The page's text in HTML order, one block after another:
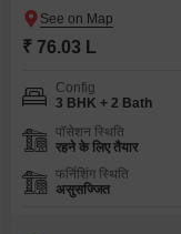
₹ 76.03 L
Config
3 BHK + 2 Bath
पॉसेशन स्थिति
रहने के लिए तैयार
फर्निशिंग स्थिति
असुसज्जित